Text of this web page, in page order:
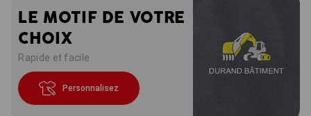
Rapide et facile
LE MOTIF DE VOTRE
CHOIX
Personnalisez